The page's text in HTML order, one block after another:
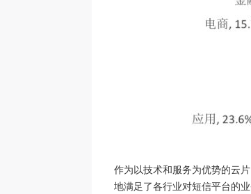
作为以技术和服务为优势的云
地满足了各行业对短信平台的